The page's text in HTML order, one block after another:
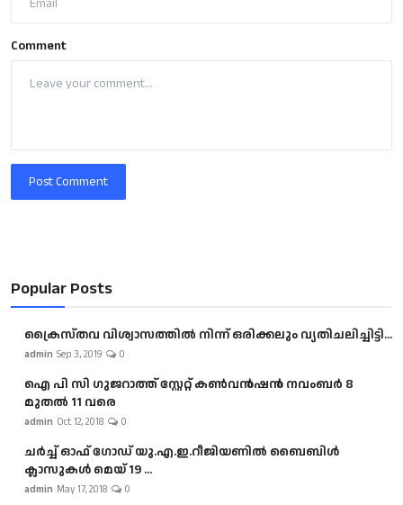
Comment
Post Comment
Popular Posts
ക്രൈസ്തവ വിശ്വാസത്തിൽ നിന്ന് ഒരിക്കലും വ്യതിചലിച്ചിട്ടി...
admin Sep 3, 2019 0
ഐ പി സി ഗുജറാത്ത് സ്റ്റേറ്റ് കൺവൻഷൻ നവംബർ 8
മുതൽ 11 വരെ
admin Oct 12, 2018 0
ചർച്ച് ഓഫ് ഗോഡ് യു.എ.ഇ.റീജിയണിൽ ബൈബിൾ
ക്ലാസുകൾ മെയ് 19 ...
admin May 17, 2018 0